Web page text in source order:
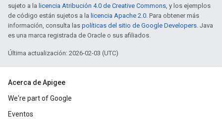
sujeto a la licencia Atribución 4.0 de Creative Commons, y los ejemplos
de código están sujetos a la licencia Apache 2.0. Para obtener más
información, consulta las políticas del sitio de Google Developers. Java
es una marca registrada de Oracle o sus afiliados.
Última actualización: 2026-02-03 (UTC)
Acerca de Apigee
We're part of Google
Eventos